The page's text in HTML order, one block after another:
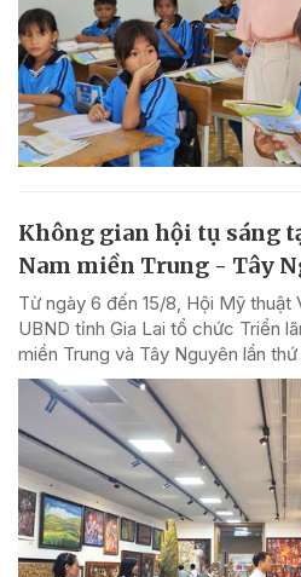
Không gian hội tụ sáng
Nam miền Trung - Tây
Từ ngày 6 đến 15/8, Hội Mỹ thuật
UBND tỉnh Gia Lai tổ chức Triển
miền Trung và Tây Nguyên lần